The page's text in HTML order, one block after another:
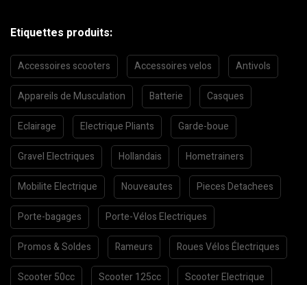
Etiquettes produits:
Accessoires scooters Accessoires velos Antivols
Appareils de Musculation Batterie Casques
Eclairage Electrique Pliants Garde-boue
Gravel Electriques Hollandais Hometrainers
Mobilite Electrique Nouveautes Pieces Detachees
Porte-bagages Porte-Vélos Electriques
Promos & Soldes Rameurs Roues Vélos Électriques
Scooter 50cc Scooter 125cc Scooter Electrique